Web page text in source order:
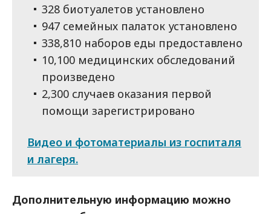
328 биотуалетов установлено
947 семейных палаток установлено
338,810 наборов еды предоставлено
10,100 медицинских обследований
произведено
2,300 случаев оказания первой
помощи зарегистрировано
Видео и фотоматериалы из госпиталя
и лагеря.
Дополнительную информацию можно